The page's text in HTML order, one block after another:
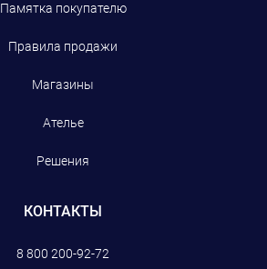
Памятка покупателю
Правила продажи
Магазины
Ателье
Решения
КОНТАКТЫ
8 800 200-92-72